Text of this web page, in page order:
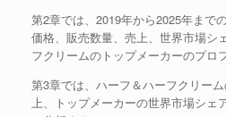
第2章では、2019年から2025年まで
価格、販売数量、売上、世界市場シ
フクリームのトップメーカーのプロ
第3章では、ハーフ＆ハーフクリー
上、トップメーカーの世界市場シェ